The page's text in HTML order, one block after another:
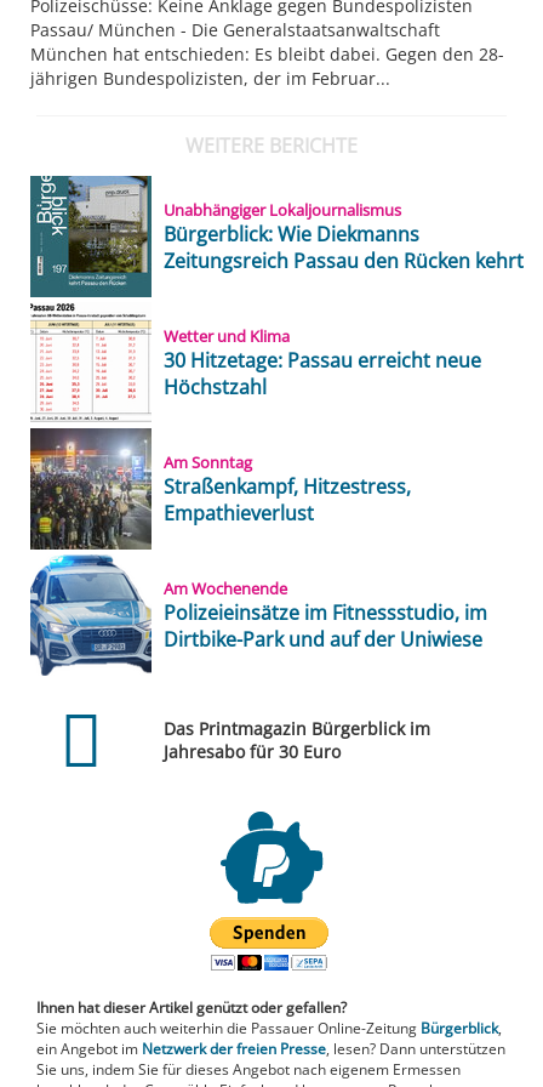
Polizeischüsse: Keine Anklage gegen Bundespolizisten
Passau/ München - Die Generalstaatsanwaltschaft
München hat entschieden: Es bleibt dabei. Gegen den 28-
jährigen Bundespolizisten, der im Februar...
WEITERE BERICHTE
Unabhängiger Lokaljournalismus
Bürgerblick: Wie Diekmanns
Zeitungsreich Passau den Rücken kehrt
Wetter und Klima
30 Hitzetage: Passau erreicht neue
Höchstzahl
Am Sonntag
Straßenkampf, Hitzestress,
Empathieverlust
Am Wochenende
Polizeieinsätze im Fitnessstudio, im
Dirtbike-Park und auf der Uniwiese
Das Printmagazin Bürgerblick im
Jahresabo für 30 Euro
Ihnen hat dieser Artikel genützt oder gefallen?
Sie möchten auch weiterhin die Passauer Online-Zeitung Bürgerblick,
ein Angebot im Netzwerk der freien Presse, lesen? Dann unterstützen
Sie uns, indem Sie für dieses Angebot nach eigenem Ermessen